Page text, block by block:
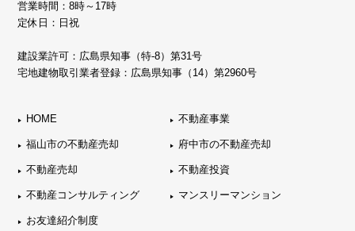
営業時間：8時～17時
定休日：日祝
建設業許可：広島県知事（特-8）第31号
宅地建物取引業者登録：広島県知事（14）第2960号
HOME 不動産事業
福山市の不動産売却 府中市の不動産売却
不動産売却 不動産投資
不動産コンサルティング マンスリーマンション
お友達紹介制度